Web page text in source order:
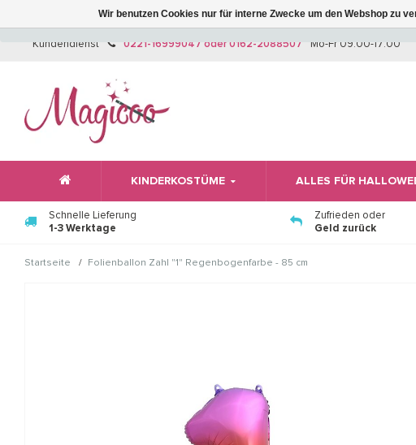
Wir
Kundendienst 0221-16999047 oder 0162-2088507 Mo-Fr 09:00-17:00
KINDERKOSTÜME ALLES FÜR
Schnelle Lieferung
1-3 Werktage
Zufrieden oder
Geld zurück
Startseite / Folienballon Zahl "1" Regenbogenfarbe - 85 cm
Wir benutzen Cookies nur für interne Zwecke um den Webshop zu